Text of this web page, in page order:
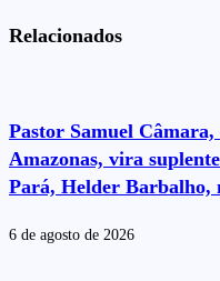
Relacionados
Pastor Samuel
Amazonas, vira
Pará, Helder Barbalho,
6 de agosto de 2026